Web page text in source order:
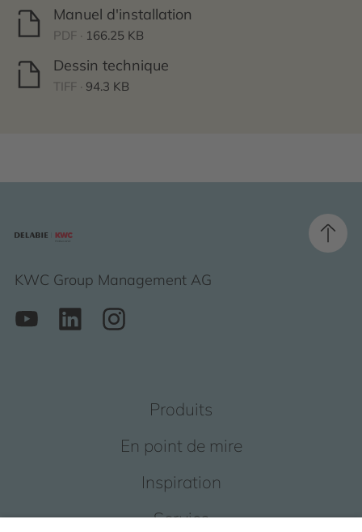
Manuel d'installation
PDF · 166.25 KB
Dessin technique
TIFF · 94.3 KB
KWC Group Management AG
Produits
En point de mire
Inspiration
Service